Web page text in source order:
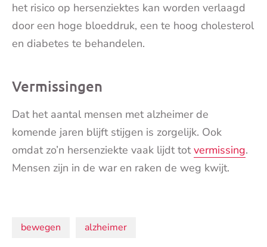
het risico op hersenziektes kan worden verlaagd
door een hoge bloeddruk, een te hoog cholesterol
en diabetes te behandelen.
Vermissingen
Dat het aantal mensen met alzheimer de
komende jaren blijft stijgen is zorgelijk. Ook
omdat zo’n hersenziekte vaak lijdt totvermissing.
Mensen zijn in de war en raken de weg kwijt.
Onderwerpen:
bewegen alzheimer